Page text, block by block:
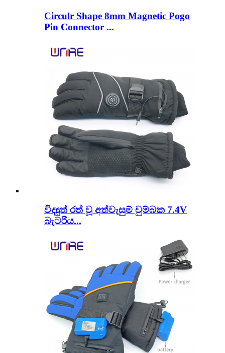
Circulr Shape 8mm Magnetic Pogo
Pin Connector ...
විද්‍යුත් රත් වූ අත්වැසුම් චුම්බක 7.4V
බැටරිය...